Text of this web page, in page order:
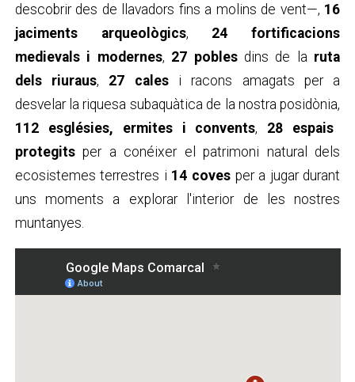
descobrir des de llavadors fins a molins de vent—, 16
jaciments arqueològics, 24 fortificacions
medievals i modernes, 27 poblesdins de la ruta
dels riuraus, 27 calesi racons amagats per a
desvelar la riquesa subaquàtica de la nostra posidònia,
112 esglésies, ermites i convents, 28 espais
protegitsper a conéixer el patrimoni natural dels
ecosistemes terrestres i 14 coves per a jugar durant
uns moments a explorar l'interior de les nostres
muntanyes.